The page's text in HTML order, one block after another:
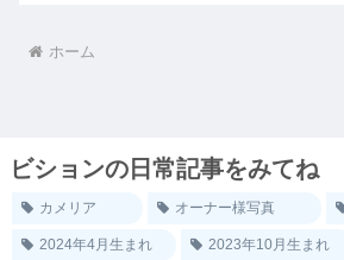
ホーム
ビションの日常記事をみてね
カメリア オーナー様写真
2024年4月生まれ 2023年10月生まれ